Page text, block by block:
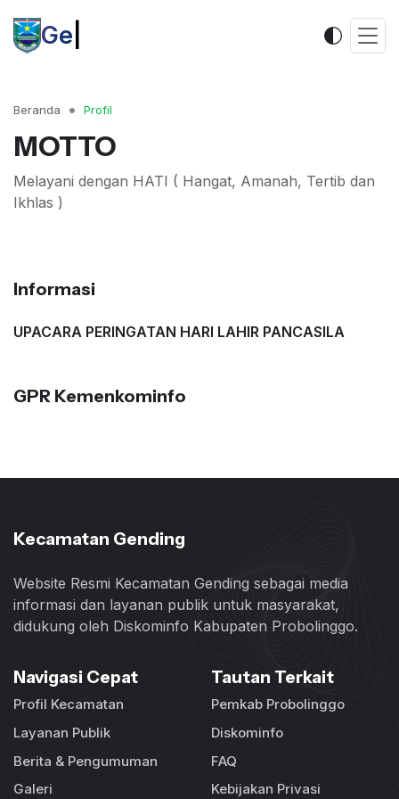
|
Beranda Profil
MOTTO
Melayani dengan HATI ( Hangat, Amanah, Tertib dan
Ikhlas )
Informasi
UPACARA PERINGATAN HARI LAHIR PANCASILA
GPR Kemenkominfo
Kecamatan Gending
Website Resmi Kecamatan Gending sebagai media
informasi dan layanan publik untuk masyarakat,
didukung oleh Diskominfo Kabupaten Probolinggo.
Navigasi Cepat
Profil Kecamatan
Layanan Publik
Berita & Pengumuman
Galeri
Tautan Terkait
Pemkab Probolinggo
Diskominfo
FAQ
Kebijakan Privasi